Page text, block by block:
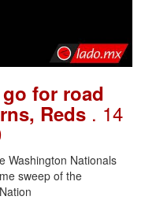
for road
Reds . 14
Washington Nationals
sweep of the